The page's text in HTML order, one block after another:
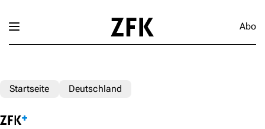
Abo
Startseite Deutschland